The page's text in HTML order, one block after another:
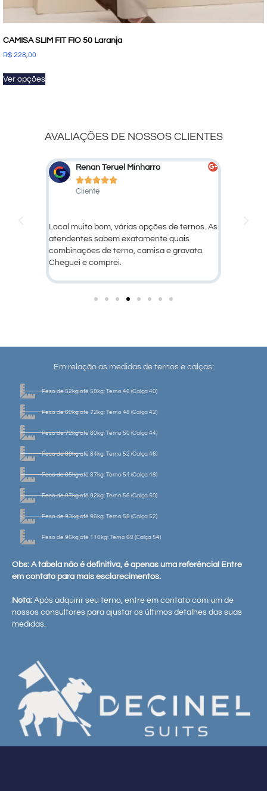
CAMISA SLIM FIT FIO 50 Laranja
R$ 228,00
Ver opções
AVALIAÇÕES DE NOSSOS CLIENTES
Marcelo Marcato

Cliente
Ótimo atendimento e qualidade dos
produtos!
Em relação as medidas de ternos e calças:
Peso de 52kg até 58kg: Terno 46 (Calça 40)
Peso de 60kg até 72kg: Terno 48 (Calça 42)
Peso de 72kg até 80kg: Terno 50 (Calça 44)
Peso de 80kg até 84kg: Terno 52 (Calça 46)
Peso de 85kg até 87kg: Terno 54 (Calça 48)
Peso de 87kg até 92kg: Terno 56 (Calça 50)
Peso de 93kg até 96kg: Terno 58 (Calça 52)
Peso de 96kg até 110kg: Terno 60 (Calça 54)
Obs: A tabela não é definitiva, é apenas uma referência! Entre
em contato para mais esclarecimentos.
Nota: Após adquirir seu terno, entre em contato com um de
nossos consultores para ajustar os últimos detalhes das suas
medidas.